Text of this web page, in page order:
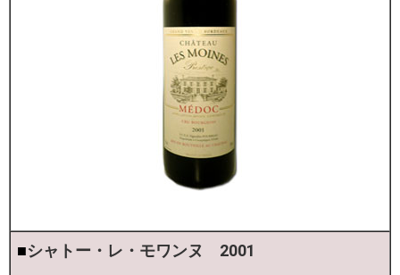
■シャトー・レ・モワンヌ 2001